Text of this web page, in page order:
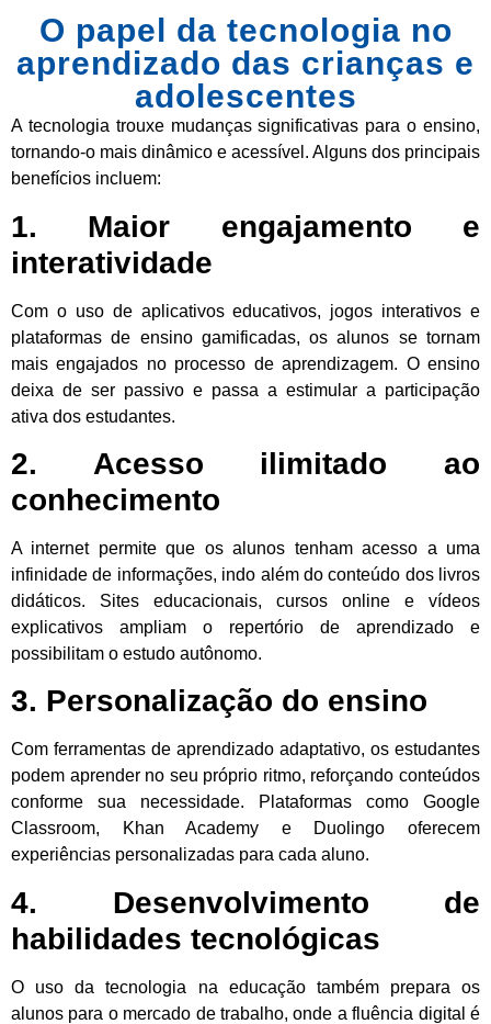
O papel da tecnologia no
aprendizado das crianças e
adolescentes
A tecnologia trouxe mudanças significativas para o ensino,
tornando-o mais dinâmico e acessível. Alguns dos principais
benefícios incluem:
1. Maior engajamento e
interatividade
Com o uso de aplicativos educativos, jogos interativos e
plataformas de ensino gamificadas, os alunos se tornam
mais engajados no processo de aprendizagem. O ensino
deixa de ser passivo e passa a estimular a participação
ativa dos estudantes.
2. Acesso ilimitado ao
conhecimento
A internet permite que os alunos tenham acesso a uma
infinidade de informações, indo além do conteúdo dos livros
didáticos. Sites educacionais, cursos online e vídeos
explicativos ampliam o repertório de aprendizado e
possibilitam o estudo autônomo.
3. Personalização do ensino
Com ferramentas de aprendizado adaptativo, os estudantes
podem aprender no seu próprio ritmo, reforçando conteúdos
conforme sua necessidade. Plataformas como Google
Classroom, Khan Academy e Duolingo oferecem
experiências personalizadas para cada aluno.
4. Desenvolvimento de
habilidades tecnológicas
O uso da tecnologia na educação também prepara os
alunos para o mercado de trabalho, onde a fluência digital é